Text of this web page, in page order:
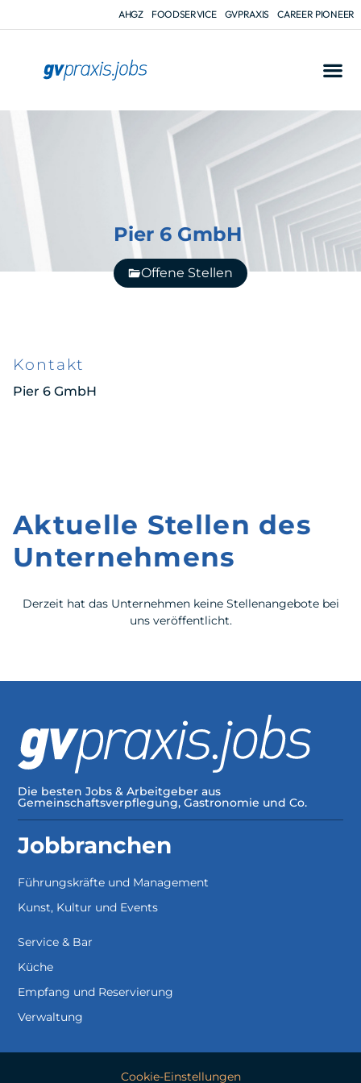
AHGZ FOODSERVICE GVPRAXIS CAREER PIONEER
Pier 6 GmbH
Offene Stellen
Kontakt
Pier 6 GmbH
Aktuelle Stellen des
Unternehmens
Derzeit hat das Unternehmen keine Stellenangebote bei
uns veröffentlicht.
Die besten Jobs & Arbeitgeber aus
Gemeinschaftsverpflegung, Gastronomie und Co.
Jobbranchen
Führungskräfte und Management
Kunst, Kultur und Events
Service & Bar
Küche
Empfang und Reservierung
Verwaltung
Cookie-Einstellungen